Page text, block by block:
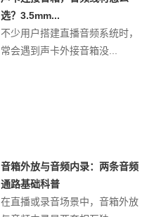
选？3.5mm...
不少用户搭建直播音频系统时，
常会遇到声卡外接音箱没...
音箱外放与音频内录：两条音频
通路基础科普
在直播或录音场景中，音箱外放